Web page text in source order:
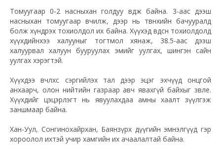
Томуугаар 0-2 насныхан голдуу өвдөж байна. 3-аас дээш
насныхан томуугаар өвчилж, дээр нь төвөнхийн бачууралд
болж хүндрэх тохиолдол их байна. Хүүхэд өвдсөн тохиолдолд
хүүхдийнхээ халууныг тогтмол хянаж, 38.5-аас дээш
халуурвал халуун бууруулах эмийг уулгах, шингэн сайн
уулгах хэрэгтэй.
Хүүхдээ өвчлөхөөс сэргийлэх тал дээр эцэг эхчүүд онцгой
анхаарч, олон нийтийн газраар авч явахгүй байхыг зөвлөе.
Хүүхдийг цэцэрлэгт нь явуулахдаа амны хаалт зүүлгэж
заншмаар байна.
Хан-Уул, Сонгинохайрхан, Баянзүрх дүүгийн эмнэлгүүд гэр
хороолол ихтэй учир хамгийн их ачаалалтай байна.